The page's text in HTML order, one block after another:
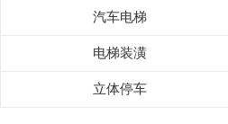
汽车电梯
电梯装潢
立体停车